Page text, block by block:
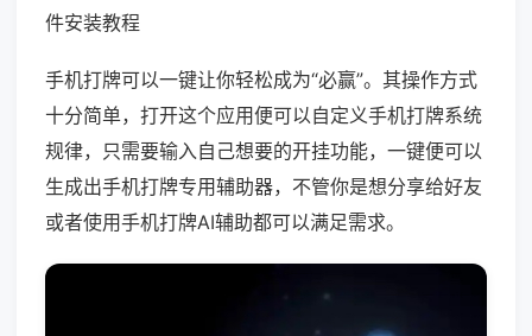
件安装教程
手机打牌可以一键让你轻松成为“必赢”。其操作方式
十分简单，打开这个应用便可以自定义手机打牌系统
规律，只需要输入自己想要的开挂功能，一键便可以
生成出手机打牌专用辅助器，不管你是想分享给好友
或者使用手机打牌AI辅助都可以满足需求。